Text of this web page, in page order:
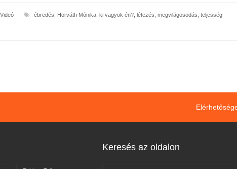
Videó ébredés Horváth Mónika ki vagyok én? létezés megvilágosodás teljesség
Keresés az oldalon